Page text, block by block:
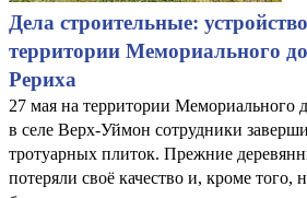
Дела строительные:
территории Мемориального
Рериха
27 мая на территории Мемориального
в селе Верх-Уймон сотрудники
тротуарных плиток. Прежние
потеряли своё качество и, кроме того,